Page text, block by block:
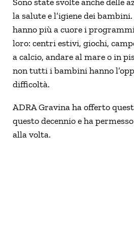
Sono state svolte anche delle
la salute e l’igiene dei
hanno più a cuore i
loro: centri estivi, giochi,
a calcio, andare al mare o in
non tutti i bambini hanno
difficoltà.
ADRA Gravina ha offerto
questo decennio e ha
alla volta.